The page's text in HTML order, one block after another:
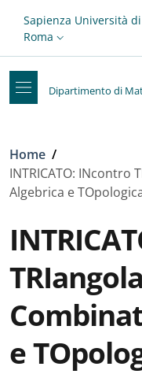
Top-level
Slim top
Sapienza Università di
Roma
Dipartimento di
Briciole di pane
Home /
INTRICATO: INcontro
Algebrica e
e